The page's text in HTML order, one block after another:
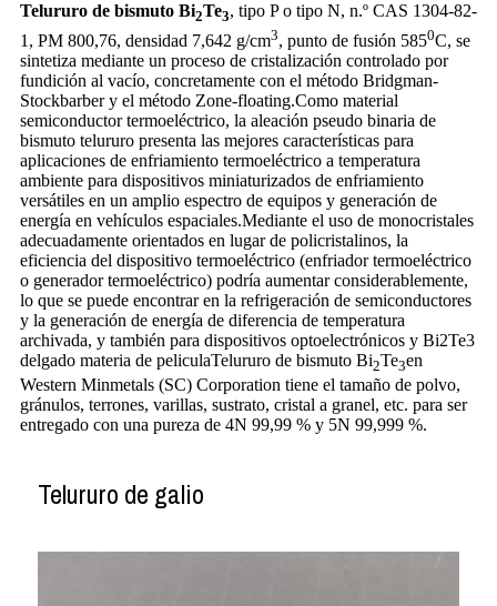
Telururo de bismuto Bi2Te3, tipo P o tipo N, n.º CAS 1304-82-
1, PM 800,76, densidad 7,642 g/cm3, punto de fusión 5850C, se
sintetiza mediante un proceso de cristalización controlado por
fundición al vacío, concretamente con el método Bridgman-
Stockbarber y el método Zone-floating.Como material
semiconductor termoeléctrico, la aleación pseudo binaria de
bismuto telururo presenta las mejores características para
aplicaciones de enfriamiento termoeléctrico a temperatura
ambiente para dispositivos miniaturizados de enfriamiento
versátiles en un amplio espectro de equipos y generación de
energía en vehículos espaciales.Mediante el uso de monocristales
adecuadamente orientados en lugar de policristalinos, la
eficiencia del dispositivo termoeléctrico (enfriador termoeléctrico
o generador termoeléctrico) podría aumentar considerablemente,
lo que se puede encontrar en la refrigeración de semiconductores
y la generación de energía de diferencia de temperatura
archivada, y también para dispositivos optoelectrónicos y Bi2Te3
delgado materia de peliculaTelururo de bismuto Bi2Te3en
Western Minmetals (SC) Corporation tiene el tamaño de polvo,
gránulos, terrones, varillas, sustrato, cristal a granel, etc. para ser
entregado con una pureza de 4N 99,99 % y 5N 99,999 %.
Telururo de galio